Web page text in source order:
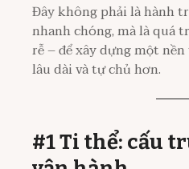
Đây không phải là hành
nhanh chóng, mà là quá
rễ – để xây dựng một
lâu dài và tự chủ hơn.
#1 Ti thể: cấu